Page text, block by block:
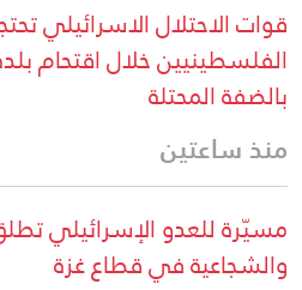
قوات الاحتلال الاسرائيلي
الفلسطينيين خلال اقتحام
بالضفة المحتلة
منذ ساعتين
مسيّرة للعدو الإسرائيلي
والشجاعية في قطاع غزة